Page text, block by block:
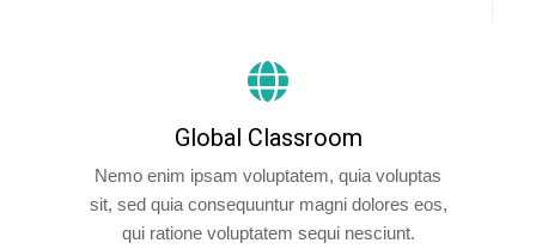
Global Classroom
Nemo enim ipsam voluptatem, quia voluptas
sit, sed quia consequuntur magni dolores eos,
qui ratione voluptatem sequi nesciunt.